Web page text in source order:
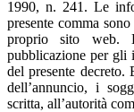
1990, n. 241. Le
presente comma
proprio sito web.
pubblicazione per gli
del presente
dell’annuncio, i
scritta, all’autorità